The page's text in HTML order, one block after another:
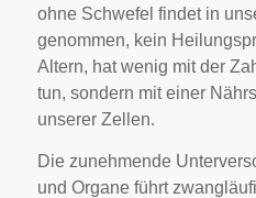
ohne Schwefel findet in
genommen, kein
Altern, hat wenig mit der
tun, sondern mit einer
unserer Zellen.
Die zunehmende
und Organe führt